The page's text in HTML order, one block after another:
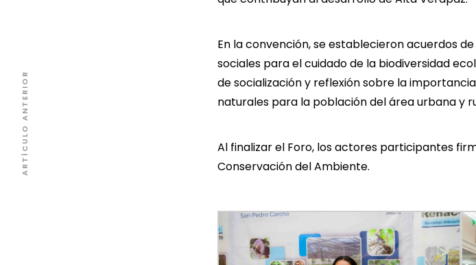
En la convención, se establecieron acuerdos
sociales para el cuidado de la biodiversidad
de socialización y reflexión sobre la
naturales para la población del área urbana y
Al finalizar el Foro, los actores participantes
Conservación del Ambiente.
ARTÍCULO ANTERIOR